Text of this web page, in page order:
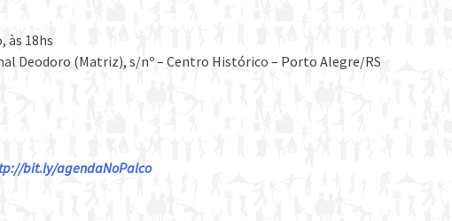
às 18hs
Deodoro (Matriz), s/nº – Centro Histórico – Porto Alegre/RS
bit.ly/agendaNoPalco